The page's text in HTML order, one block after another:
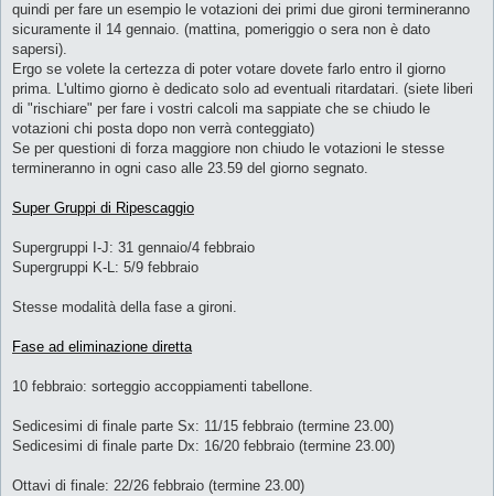
quindi per fare un esempio le votazioni dei primi due gironi termineranno
sicuramente il 14 gennaio. (mattina, pomeriggio o sera non è dato
sapersi).
Ergo se volete la certezza di poter votare dovete farlo entro il giorno
prima. L'ultimo giorno è dedicato solo ad eventuali ritardatari. (siete liberi
di "rischiare" per fare i vostri calcoli ma sappiate che se chiudo le
votazioni chi posta dopo non verrà conteggiato)
Se per questioni di forza maggiore non chiudo le votazioni le stesse
termineranno in ogni caso alle 23.59 del giorno segnato.
Super Gruppi di Ripescaggio
Supergruppi I-J: 31 gennaio/4 febbraio
Supergruppi K-L: 5/9 febbraio
Stesse modalità della fase a gironi.
Fase ad eliminazione diretta
10 febbraio: sorteggio accoppiamenti tabellone.
Sedicesimi di finale parte Sx: 11/15 febbraio (termine 23.00)
Sedicesimi di finale parte Dx: 16/20 febbraio (termine 23.00)
Ottavi di finale: 22/26 febbraio (termine 23.00)